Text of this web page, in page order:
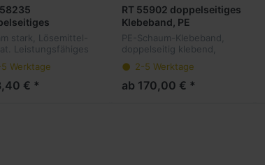
PE-
Acrylat,
stark, Lösemittel-
Leistungsfähiges
zur
von Spiegeln
Materialien.
Werktage
€ *
RT 55902 doppelseitiges
Klebeband, PE
Schaumträger,
Kautschuk
PE-Schaum-Klebeband,
doppelseitig klebend,
mit Abdeckung
2-5 Werktage
ab 170,00 € *